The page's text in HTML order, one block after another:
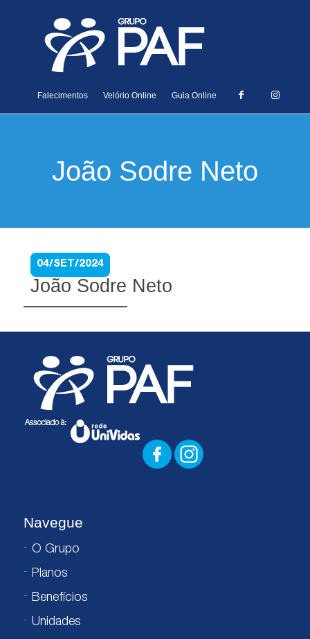
Falecimentos Velório Online Guia Online
João Sodre Neto
04/SET/2024
João Sodre Neto
Navegue
O Grupo
Planos
Benefícios
Unidades